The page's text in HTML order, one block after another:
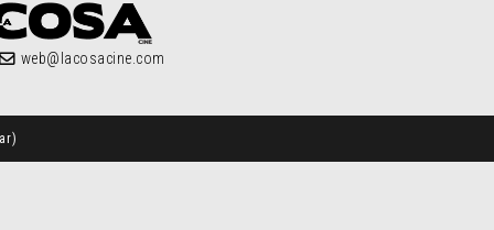
web@lacosacine.com
)